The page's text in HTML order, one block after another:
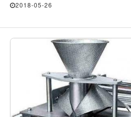
2018-05-26